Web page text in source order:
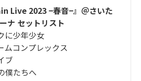
Live 2023 −春音−』＠さいた
ナ セットリスト
に少年少女
ムコンプレックス
ブ
僕たちへ